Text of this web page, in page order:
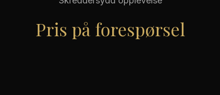
Pris på forespørsel